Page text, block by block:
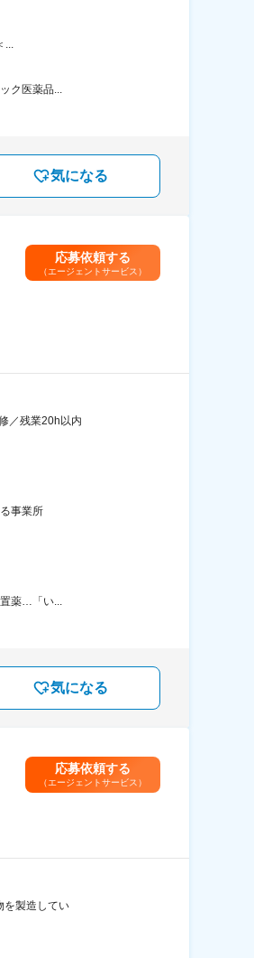
...
ク医薬品...
気になる
応募依頼する
（エージェントサービス）
／残業20h以内
事業所
置薬…「い...
気になる
応募依頼する
（エージェントサービス）
製造してい